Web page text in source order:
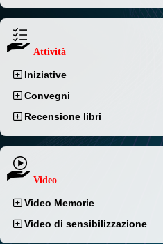
Attività
Iniziative
Convegni
Recensione libri
Video
Video Memorie
Video di sensibilizzazione